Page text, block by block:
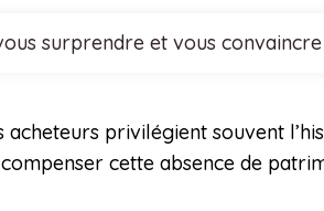
surprendre et vous convaincre
privilégient souvent
cette absence de